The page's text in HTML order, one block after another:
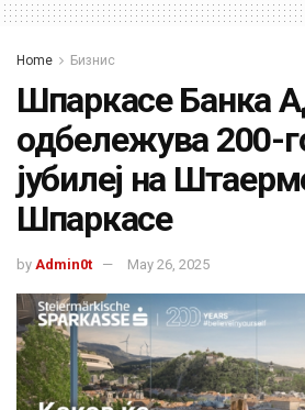
Home Бизнис
Шпаркасе Банка
одбележува 200-
јубилеј на
Шпаркасе
by Admin0t May 26, 2025